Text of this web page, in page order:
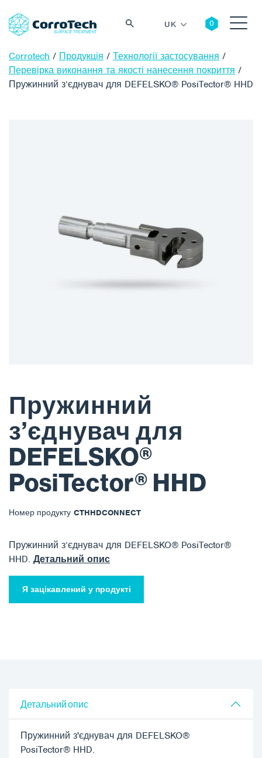
UK
Corrotech / Продукція / Технології застосування /
Перевірка виконання та якості нанесення покриття /
Пружинний з’єднувач для DEFELSKO® PosiTector® HHD
Пружинний
з’єднувач для
DEFELSKO®
PosiTector® HHD
Номер продукту CTHHDCONNECT
Пружинний з’єднувач для DEFELSKO® PosiTector®
HHD. Детальний опис
Я зацікавлений у продукті
Детальний опис
Пружинний з'єднувач для DEFELSKO®
PosiTector® HHD.